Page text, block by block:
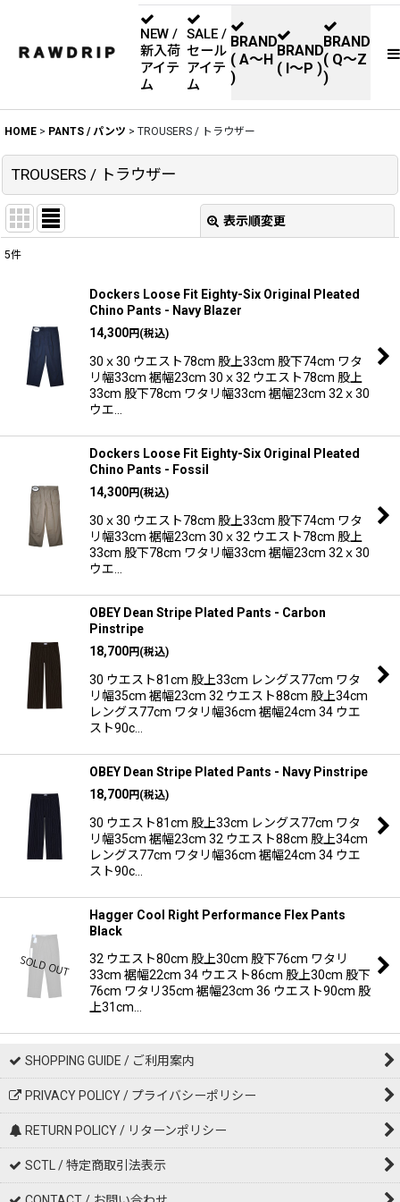
NEW /
新入荷
アイテ
ム
SALE /
セール
アイテ
ム
BRAND
( A〜H
)
BRAND
( I〜P )
BRAND
( Q〜Z
)
HOME > PANTS / パンツ > TROUSERS / トラウザー
TROUSERS / トラウザー
表示順変更
並び順 :
絞り込む
5件
Dockers Loose Fit Eighty-Six Original Pleated
Chino Pants - Navy Blazer
14,300円 (税込)
30ｘ30 ウエスト78cm 股上33cm 股下74cm ワタ
リ幅33cm 裾幅23cm 30ｘ32 ウエスト78cm 股上
33cm 股下78cm ワタリ幅33cm 裾幅23cm 32ｘ30
ウエ…
Dockers Loose Fit Eighty-Six Original Pleated
Chino Pants - Fossil
14,300円 (税込)
30ｘ30 ウエスト78cm 股上33cm 股下74cm ワタ
リ幅33cm 裾幅23cm 30ｘ32 ウエスト78cm 股上
33cm 股下78cm ワタリ幅33cm 裾幅23cm 32ｘ30
ウエ…
OBEY Dean Stripe Plated Pants - Carbon
Pinstripe
18,700円 (税込)
30 ウエスト81cm 股上33cm レングス77cm ワタ
リ幅35cm 裾幅23cm 32 ウエスト88cm 股上34cm
レングス77cm ワタリ幅36cm 裾幅24cm 34 ウエ
スト90c…
OBEY Dean Stripe Plated Pants - Navy Pinstripe
18,700円 (税込)
30 ウエスト81cm 股上33cm レングス77cm ワタ
リ幅35cm 裾幅23cm 32 ウエスト88cm 股上34cm
レングス77cm ワタリ幅36cm 裾幅24cm 34 ウエ
スト90c…
Hagger Cool Right Performance Flex Pants
Black
32 ウエスト80cm 股上30cm 股下76cm ワタリ
33cm 裾幅22cm 34 ウエスト86cm 股上30cm 股下
76cm ワタリ35cm 裾幅23cm 36 ウエスト90cm 股
上31cm…
SHOPPING GUIDE / ご利用案内
PRIVACY POLICY / プライバシーポリシー
RETURN POLICY / リターンポリシー
SCTL / 特定商取引法表示